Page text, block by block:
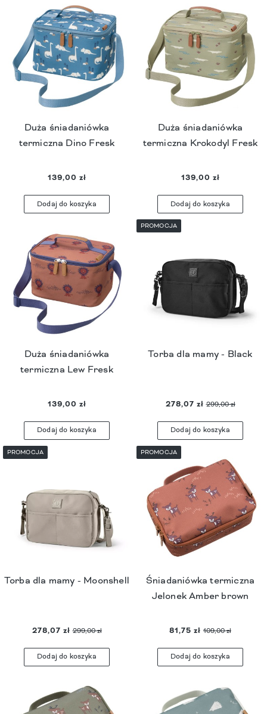
Duża śniadaniówka
termiczna Dino Fresk
139,00 zł
Dodaj do koszyka
Duża śniadaniówka
termiczna Krokodyl Fresk
139,00 zł
Dodaj do koszyka
Duża śniadaniówka
termiczna Lew Fresk
139,00 zł
Dodaj do koszyka
Torba dla mamy - Black
278,07 zł 299,00 zł
Dodaj do koszyka
PROMOCJA
Torba dla mamy - Moonshell
278,07 zł 299,00 zł
Dodaj do koszyka
PROMOCJA
Śniadaniówka termiczna
Jelonek Amber brown
81,75 zł 109,00 zł
Dodaj do koszyka
PROMOCJA